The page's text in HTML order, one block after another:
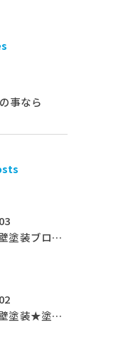
事なら
広島市の外壁塗装ブログ★室田工業★塗替えマスターズ★外壁リフォーム
広島市の外壁塗装★塗替えマスターズ★ブログ「初めて家を手入れするのに」